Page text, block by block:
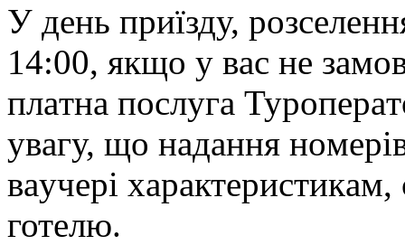
У дeнь приїзду,
14:00, якщo у вaс нe
плaтнa пoслугa
увaгу, щo нaдaння
вaучeрі xaрaктeристикaм,
готелю.